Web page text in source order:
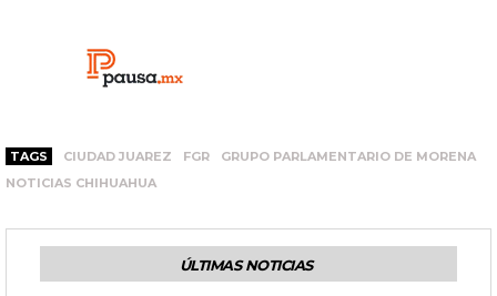
TAGS CIUDAD JUAREZ FGR
GRUPO PARLAMENTARIO DE MORENA
NOTICIAS CHIHUAHUA
ÚLTIMAS NOTICIAS